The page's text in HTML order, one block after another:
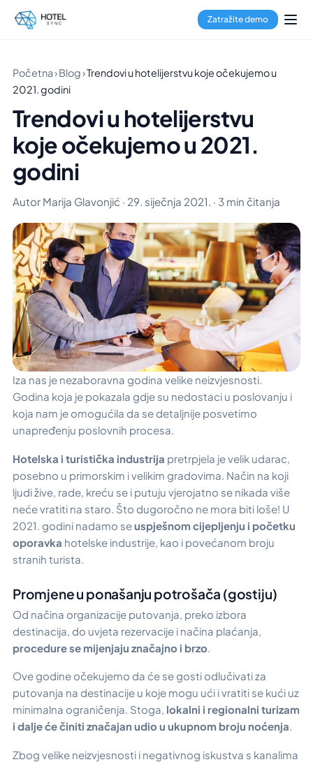
Zatražite demo
Početna›Blog›Trendovi u hotelijerstvu koje očekujemo u
2021. godini
Trendovi u hotelijerstvu
koje očekujemo u 2021.
godini
Autor Marija Glavonjić · 29. siječnja 2021. · 3 min čitanja
Iza nas je nezaboravna godina velike neizvjesnosti.
Godina koja je pokazala gdje su nedostaci u poslovanju i
koja nam je omogućila da se detaljnije posvetimo
unapređenju poslovnih procesa.
Hotelska i turistička industrija pretrpjela je velik udarac,
posebno u primorskim i velikim gradovima. Način na koji
ljudi žive, rade, kreću se i putuju vjerojatno se nikada više
neće vratiti na staro. Što dugoročno ne mora biti loše! U
2021. godini nadamo seuspješnom cijepljenju i početku
oporavka hotelske industrije, kao i povećanom broju
stranih turista.
Promjene u ponašanju potrošača (gostiju)
Od načina organizacije putovanja, preko izbora
destinacija, do uvjeta rezervacije i načina plaćanja,
procedure se mijenjaju značajno i brzo
Ove godine očekujemo da će se gosti odlučivati za
putovanja na destinacije u koje mogu ući i vratiti se kući uz
minimalna ograničenja. Stoga, lokalni i regionalni turizam
i dalje će činiti značajan udio u ukupnom broju noćenja.
Zbog velike neizvjesnosti i negativnog iskustva s kanalima